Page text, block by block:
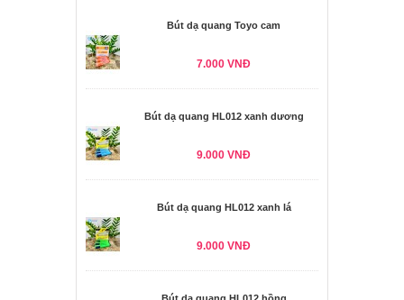
Bút dạ quang Toyo cam
7.000 VNĐ
Bút dạ quang HL012 xanh dương
9.000 VNĐ
Bút dạ quang HL012 xanh lá
9.000 VNĐ
Bút dạ quang HL012 hồng